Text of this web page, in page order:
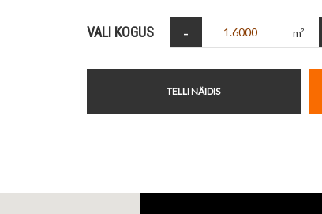
VALI KOGUS - m²
TELLI NÄIDIS